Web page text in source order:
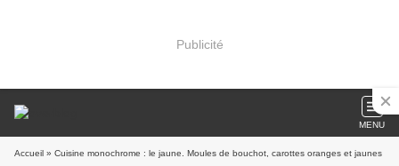
Publicité
MENU
Accueil » Cuisine monochrome : le jaune. Moules de bouchot, carottes oranges et jaunes